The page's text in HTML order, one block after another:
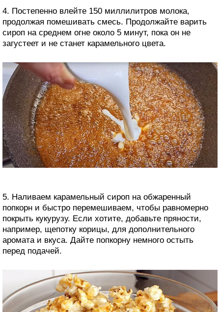
4. Постепенно влейте 150 миллилитров молока,
продолжая помешивать смесь. Продолжайте варить
сироп на среднем огне около 5 минут, пока он не
загустеет и не станет карамельного цвета.
5. Наливаем карамельный сироп на обжаренный
попкорн и быстро перемешиваем, чтобы равномерно
покрыть кукурузу. Если хотите, добавьте пряности,
например, щепотку корицы, для дополнительного
аромата и вкуса. Дайте попкорну немного остыть
перед подачей.